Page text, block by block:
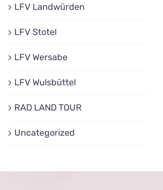
LFV Landwürden
LFV Stotel
LFV Wersabe
LFV Wulsbüttel
RAD LAND TOUR
Uncategorized